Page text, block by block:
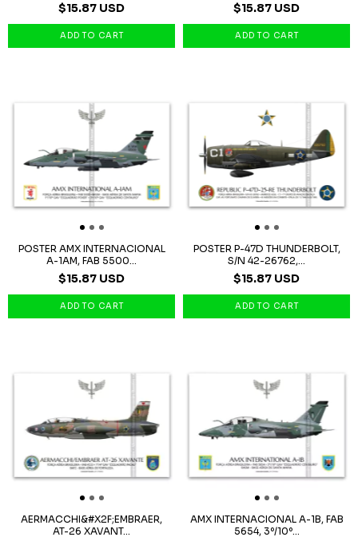
$15.87 USD $15.87 USD
POSTER AMX INTERNACIONAL
A-1AM, FAB 5500...
$15.87 USD
POSTER P-47D THUNDERBOLT,
S/N 42-26762,...
$15.87 USD
AERMACCHI&#X2F;EMBRAER,
AT-26 XAVANT...
AMX INTERNACIONAL A-1B, FAB
5654, 3º/10º...